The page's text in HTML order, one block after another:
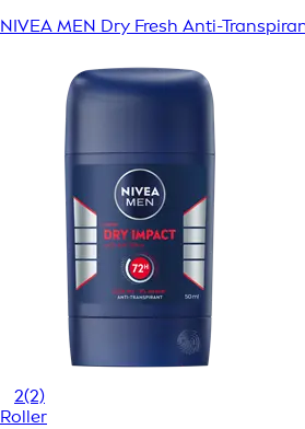
NIVEA MEN Dry Fresh Anti-
2(2)
Roller